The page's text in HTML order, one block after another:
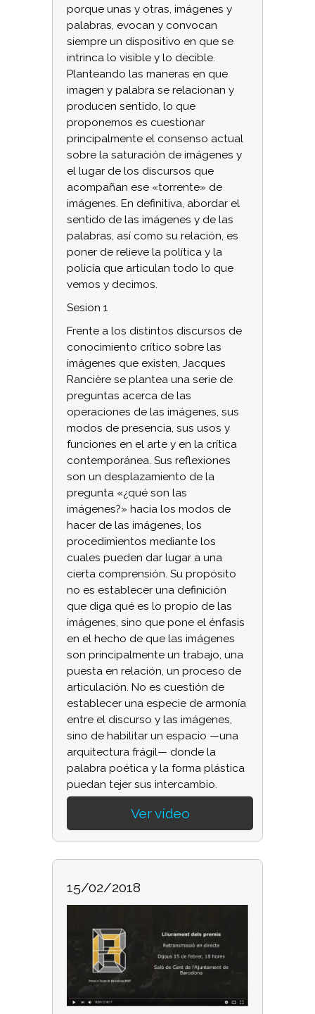
porque unas y otras, imágenes y
palabras, evocan y convocan
siempre un dispositivo en que se
intrinca lo visible y lo decible.
Planteando las maneras en que
imagen y palabra se relacionan y
producen sentido, lo que
proponemos es cuestionar
principalmente el consenso actual
sobre la saturación de imágenes y
el lugar de los discursos que
acompañan ese «torrente» de
imágenes. En definitiva, abordar el
sentido de las imágenes y de las
palabras, así como su relación, es
poner de relieve la política y la
policía que articulan todo lo que
vemos y decimos.
Sesion 1
Frente a los distintos discursos de
conocimiento crítico sobre las
imágenes que existen, Jacques
Rancière se plantea una serie de
preguntas acerca de las
operaciones de las imágenes, sus
modos de presencia, sus usos y
funciones en el arte y en la crítica
contemporánea. Sus reflexiones
son un desplazamiento de la
pregunta «¿qué son las
imágenes?» hacia los modos de
hacer de las imágenes, los
procedimientos mediante los
cuales pueden dar lugar a una
cierta comprensión. Su propósito
no es establecer una definición
que diga qué es lo propio de las
imágenes, sino que pone el énfasis
en el hecho de que las imágenes
son principalmente un trabajo, una
puesta en relación, un proceso de
articulación. No es cuestión de
establecer una especie de armonía
entre el discurso y las imágenes,
sino de habilitar un espacio —una
arquitectura frágil— donde la
palabra poética y la forma plástica
puedan tejer sus intercambio.
Ver vídeo
15/02/2018